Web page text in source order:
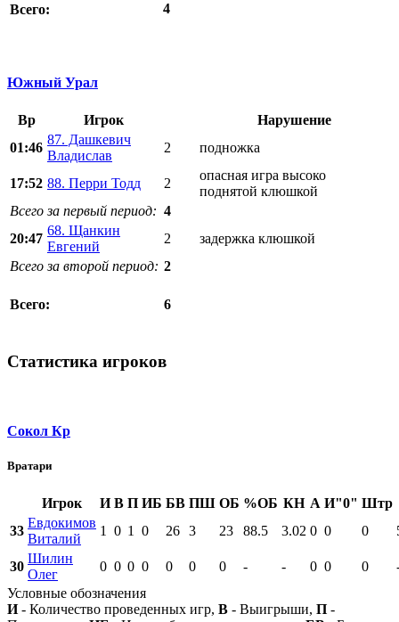
Всего: 4
Южный Урал
Вр Игрок
Нарушение
01:46
87. Дашкевич
Владислав
2 подножка
17:52 88. Перри Тодд 2
опасная игра высоко
поднятой клюшкой
Всего за первый период: 4
20:47
68. Щанкин
Евгений
2
задержка клюшкой
Всего за второй период: 2
Всего: 6
Статистика игроков
Сокол Кр
Вратари
Игрок И В П ИБ БВ ПШ ОБ %ОБ КН А И"0" Штр
33
Евдокимов
Виталий
1 0 1 0 26 3 23 88.5 3.02 0 0 0
30
Шилин
Олег
0 0 0 0 0 0 0 - - 0 0 0
Условные обозначения
И- Количество проведенных игр, В - Выигрыши, П -